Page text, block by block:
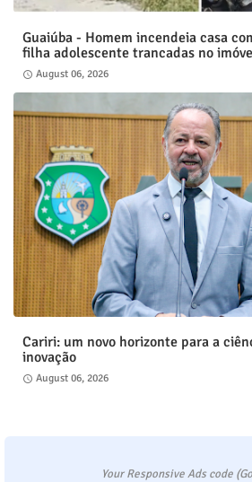
Guaiúba - Homem incendeia casa
filha adolescente trancadas no
August 06, 2026
Cariri: um novo horizonte para a
inovação
August 06, 2026
Your Responsive Ads code